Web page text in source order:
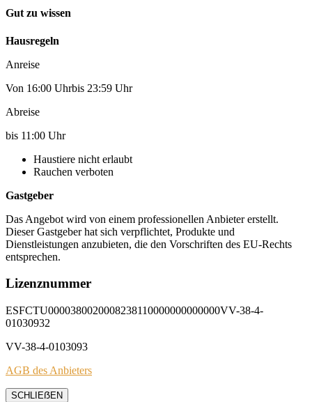
Gut zu wissen
Hausregeln
Anreise
Von 16:00 Uhrbis 23:59 Uhr
Abreise
bis 11:00 Uhr
Haustiere nicht erlaubt
Rauchen verboten
Gastgeber
Das Angebot wird von einem professionellen Anbieter erstellt.
Dieser Gastgeber hat sich verpflichtet, Produkte und
Dienstleistungen anzubieten, die den Vorschriften des EU-Rechts
entsprechen.
Lizenznummer
ESFCTU0000380020008238110000000000000VV-38-4-
01030932
VV-38-4-0103093
AGB des Anbieters
SCHLIEẞEN